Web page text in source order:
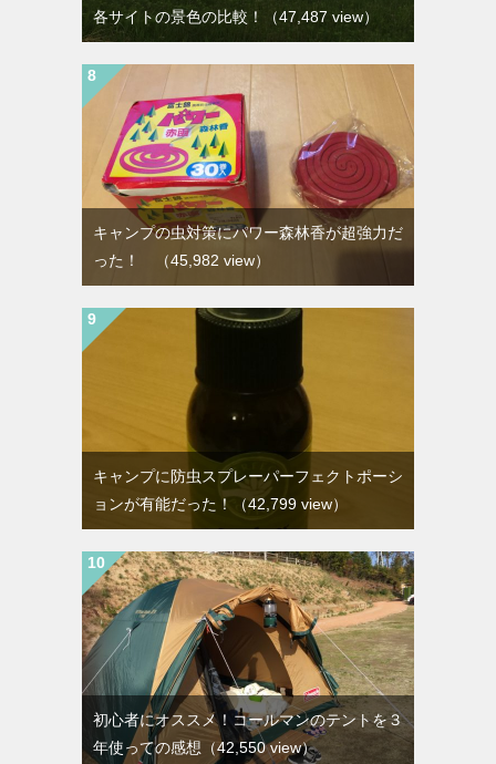
各サイトの景色の比較！
（47,487 view）
キャンプの虫対策にパワー森林香が超強力だ
った！
（45,982 view）
キャンプに防虫スプレーパーフェクトポーシ
ョンが有能だった！
（42,799 view）
初心者にオススメ！コールマンのテントを３
年使っての感想 （42,550 view）